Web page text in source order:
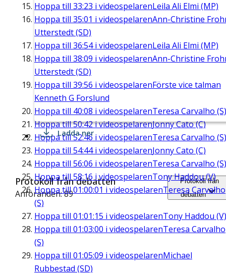
Hoppa till 33:23 i videospelarenLeila Ali Elmi (MP)
Hoppa till 35:01 i videospelarenAnn-Christine
Utterstedt (SD)
Hoppa till 36:54i videospelarenLeila Ali Elmi (MP)
Hoppa till 38:09 i videospelarenAnn-Christine
Utterstedt (SD)
Hoppa till 39:56 i videospelarenFörste vice talman
Kenneth G Forslund
Hoppa till 40:08 i videospelarenTeresa Carvalho (S)
Hoppa till50:42i videospelarenJonny Cato (C)
Hoppa till52:46 i videospelarenTeresa Carvalho (S)
Hoppa till 54:44i videospelarenJonny Cato (C)
Hoppa till 56:06 i videospelarenTeresa Carvalho (S)
Hoppa till 58:16 i videospelarenTony Haddou (V)
Hoppa till01:00:01 i videospelarenTeresa Carvalho
(S)
Hoppa till 01:01:15 i videospelarenTony Haddou (V)
Hoppa till 01:03:00 i videospelarenTeresa Carvalho
(S)
Hoppa till 01:05:09 i videospelarenMichael
Rubbestad (SD)
Ladda ner
Protokoll från debatten
Anföranden: 89
Protokoll från
debatten